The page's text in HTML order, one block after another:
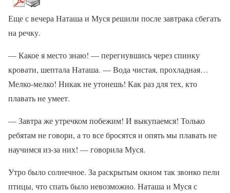
Еще с вечера Наташа и Муся решили после завтрака сбегать
на речку.
— Какое я место знаю! — перегнувшись через спинку
кровати, шептала Наташа. — Вода чистая, прохладная…
Мелко-мелко! Никак не утонешь! Как раз для тех, кто
плавать не умеет.
— Завтра же утречком побежим! И выкупаемся! Только
ребятам не говори, а то все бросятся и опять мы плавать не
научимся из-за них! — говорила Муся.
Утро было солнечное. За раскрытым окном так звонко пели
птицы, что спать было невозможно. Наташа и Муся с